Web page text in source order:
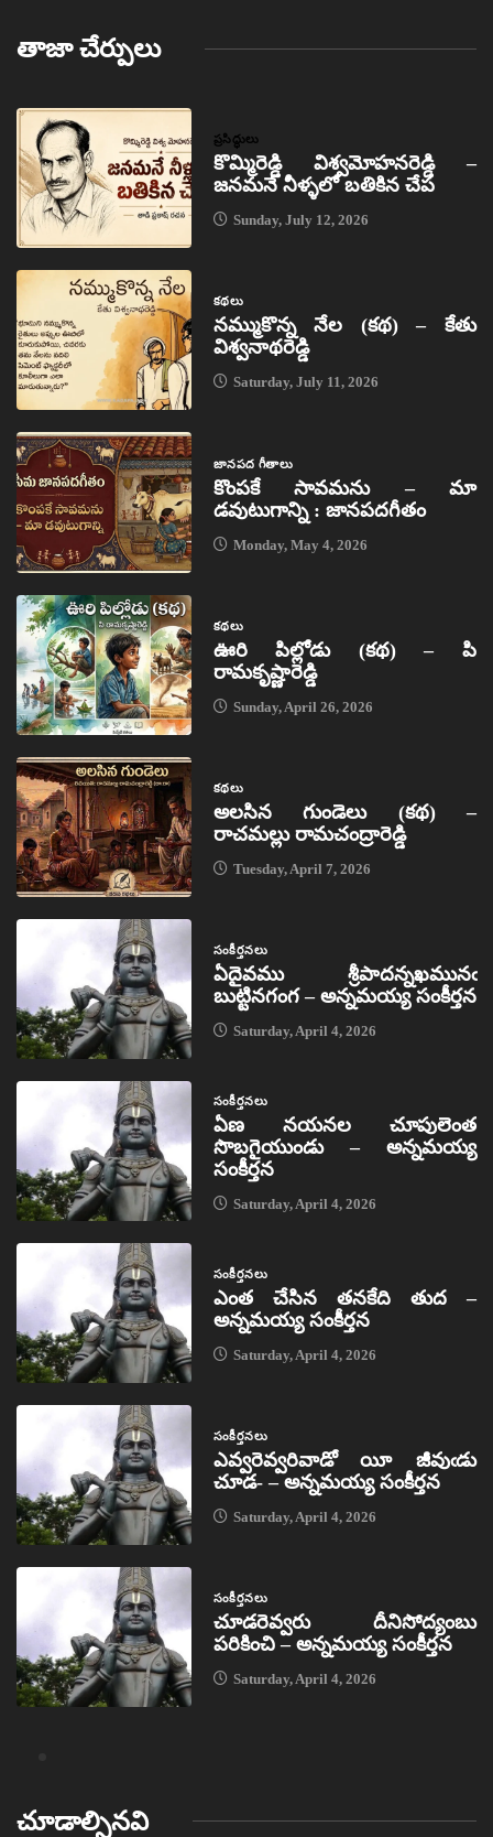
తాజా చేర్పులు
ప్రసిద్ధులు
కొమ్మిరెడ్డి విశ్వమోహనరెడ్డి –
జనమనే నీళ్ళలో బతికిన చేప
Sunday, July 12, 2026
కథలు
నమ్ముకొన్న నేల (కథ) – కేతు
విశ్వనాథరెడ్డి
Saturday, July 11, 2026
జానపద గీతాలు
కొంపకే సావమను – మా
డవుటుగాన్ని : జానపదగీతం
Monday, May 4, 2026
కథలు
ఊరి పిల్లోడు (కథ) – పి
రామకృష్ణారెడ్డి
Sunday, April 26, 2026
కథలు
అలసిన గుండెలు (కథ) –
రాచమల్లు రామచంద్రారెడ్డి
Tuesday, April 7, 2026
సంకీర్తనలు
ఏదైవము శ్రీపాదన్నఖమునఁ
బుట్టినగంగ – అన్నమయ్య సంకీర్తన
Saturday, April 4, 2026
సంకీర్తనలు
ఏణ నయనల చూపులెంత
సొబగైయుండు – అన్నమయ్య
సంకీర్తన
Saturday, April 4, 2026
సంకీర్తనలు
ఎంత చేసిన తనకేది తుద –
అన్నమయ్య సంకీర్తన
Saturday, April 4, 2026
సంకీర్తనలు
ఎవ్వరెవ్వరివాడో యీ జీవుఁడు
చూడ- – అన్నమయ్య సంకీర్తన
Saturday, April 4, 2026
సంకీర్తనలు
చూడరెవ్వరు దీనిసోద్యంబు
పరికించి – అన్నమయ్య సంకీర్తన
Saturday, April 4, 2026
చూడాల్సినవి